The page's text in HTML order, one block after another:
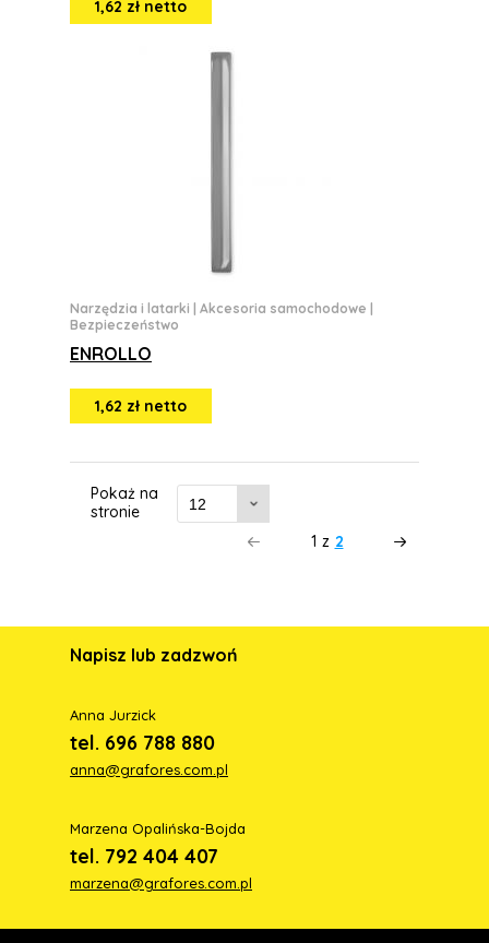
1,62 zł netto
Narzędzia i latarki Akcesoria samochodowe
Bezpieczeństwo
ENROLLO
1,62 zł netto
Pokaż na
stronie
1 z 2
Napisz lub zadzwoń
Anna Jurzick
tel. 696 788 880
anna@grafores.com.pl
Marzena Opalińska-Bojda
tel. 792 404 407
marzena@grafores.com.pl